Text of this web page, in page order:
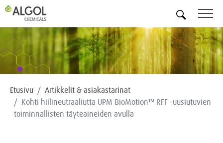
Etusivu
Artikkelit & asiakastarinat
Kohti hiilineutraaliutta UPM BioMotion™ RFF -uusiutuvien
toiminnallisten täyteaineiden avulla